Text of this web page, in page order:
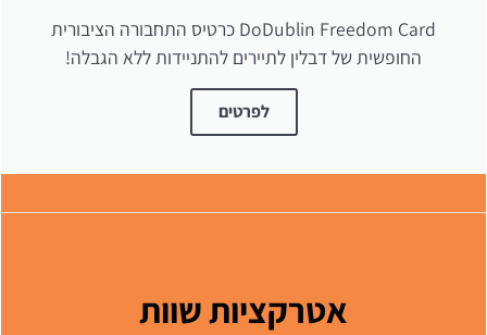
DoDublin Freedom Card כרטיס התחבורה הציבורית
החופשית של דבלין לתיירים להתניידות ללא הגבלה!
לפרטים
אטרקציות שוות